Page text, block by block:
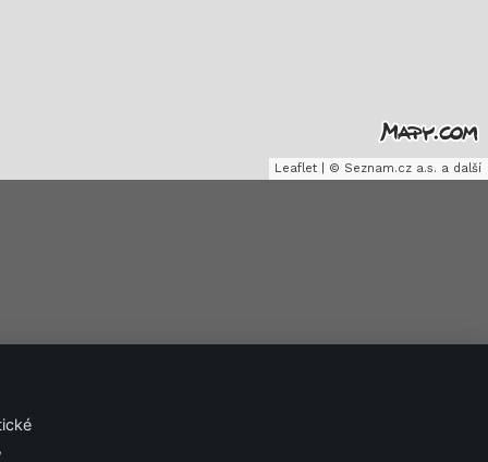
Leaflet © Seznam.cz a.s. a další